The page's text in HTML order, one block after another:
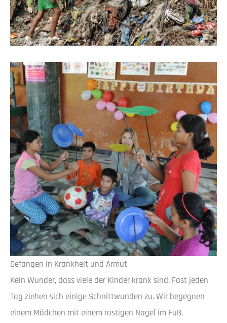
Gefangen in Krankheit und Armut
Kein Wunder, dass viele der Kinder krank sind. Fast jeden
Tag ziehen sich einige Schnittwunden zu. Wir begegnen
einem Mädchen mit einem rostigen Nagel im Fuß.